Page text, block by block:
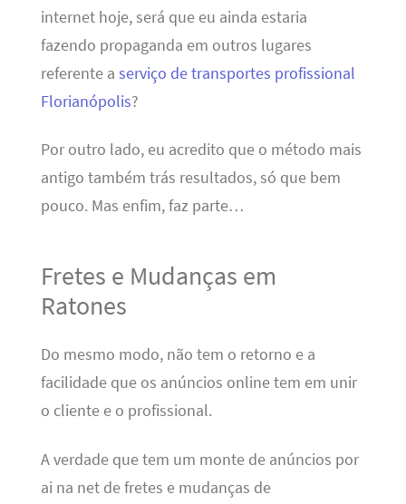
internet hoje, será que eu ainda estaria
fazendo propaganda em outros lugares
referente a serviço de transportes profissional
Florianópolis?
Por outro lado, eu acredito que o método mais
antigo também trás resultados, só que bem
pouco. Mas enfim, faz parte…
Fretes e Mudanças em
Ratones
Do mesmo modo, não tem o retorno e a
facilidade que os anúncios online tem em unir
o cliente e o profissional.
A verdade que tem um monte de anúncios por
ai na net de fretes e mudanças de